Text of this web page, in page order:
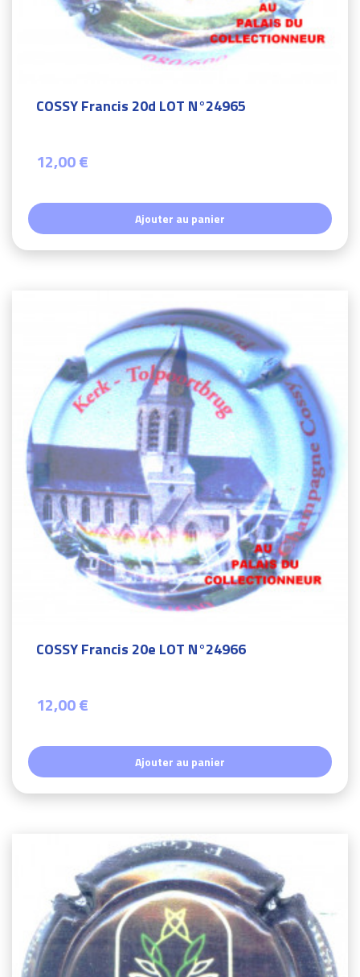
COSSY Francis 20d LOT N°24965
12,00 €
Ajouter au panier
COSSY Francis 20e LOT N°24966
12,00 €
Ajouter au panier